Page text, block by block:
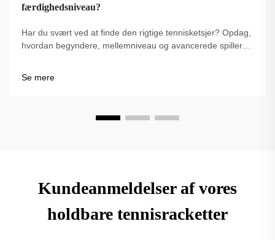
færdighedsniveau?
Har du svært ved at finde den rigtige tennisketsjer? Opdag,
hvordan begyndere, mellemniveau og avancerede spillere
Se mere
Kundeanmeldelser af vores
holdbare tennisracketter